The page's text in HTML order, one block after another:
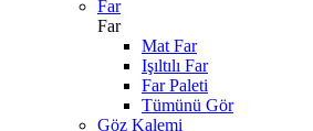
Far
Far
Mat Far
Işıltılı Far
Far Paleti
Tümünü Gör
Göz Kalemi